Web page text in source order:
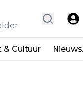
& Cultuur